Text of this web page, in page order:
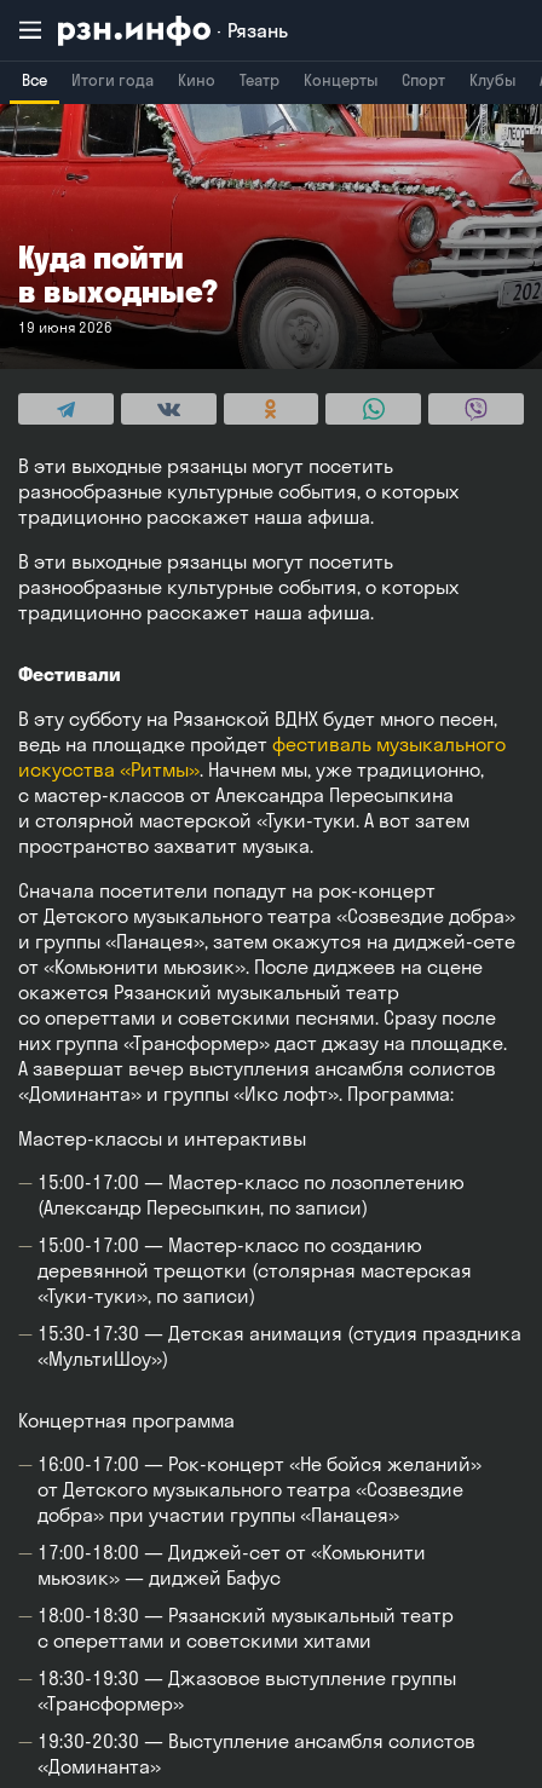
Рязань
Все Итоги года Кино Театр Концерты Спорт Клубы
Владимир Брянск
Куда пойти
в выходные?
19 июня 2026
В эти выходные рязанцы могут посетить
разнообразные культурные события, о которых
традиционно расскажет наша афиша.
В эти выходные рязанцы могут посетить
разнообразные культурные события, о которых
традиционно расскажет наша афиша.
Фестивали
В эту субботу на Рязанской ВДНХ будет много песен,
ведь на площадке пройдет фестиваль музыкального
искусства «Ритмы». Начнем мы, уже традиционно,
с мастер-классов от Александра Пересыпкина
и столярной мастерской «Туки-туки. А вот затем
пространство захватит музыка.
Сначала посетители попадут на рок-концерт
от Детского музыкального театра «Созвездие добра»
и группы «Панацея», затем окажутся на диджей-сете
от «Комьюнити мьюзик». После диджеев на сцене
окажется Рязанский музыкальный театр
со опереттами и советскими песнями. Сразу после
них группа «Трансформер» даст джазу на площадке.
А завершат вечер выступления ансамбля солистов
«Доминанта» и группы «Икс лофт». Программа:
Мастер‑классы и интерактивы
15:00-17:00 — Мастер‑класс по лозоплетению
(Александр Пересыпкин, по записи)
15:00-17:00 — Мастер‑класс по созданию
деревянной трещотки (столярная мастерская
«Туки‑туки», по записи)
15:30-17:30 — Детская анимация (студия праздника
«МультиШоу»)
Концертная программа
16:00-17:00 — Рок‑концерт «Не бойся желаний»
от Детского музыкального театра «Созвездие
добра» при участии группы «Панацея»
17:00-18:00 — Диджей‑сет от «Комьюнити
мьюзик» — диджей Бафус
18:00-18:30 — Рязанский музыкальный театр
с опереттами и советскими хитами
18:30-19:30 — Джазовое выступление группы
«Трансформер»
19:30-20:30 — Выступление ансамбля солистов
«Доминанта»